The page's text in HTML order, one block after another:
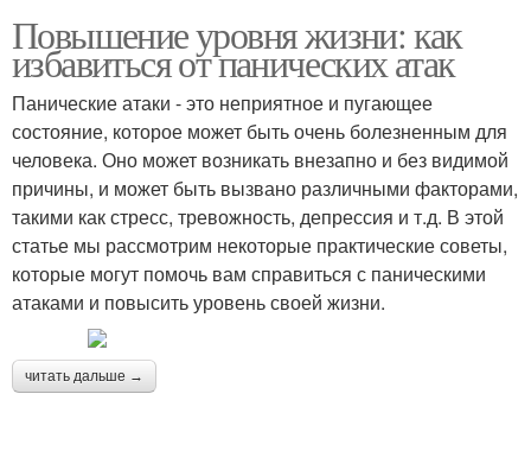
Повышение уровня жизни: как
избавиться от панических атак
Панические атаки - это неприятное и пугающее
состояние, которое может быть очень болезненным для
человека. Оно может возникать внезапно и без видимой
причины, и может быть вызвано различными факторами,
такими как стресс, тревожность, депрессия и т.д. В этой
статье мы рассмотрим некоторые практические советы,
которые могут помочь вам справиться с паническими
атаками и повысить уровень своей жизни.
читать дальше →